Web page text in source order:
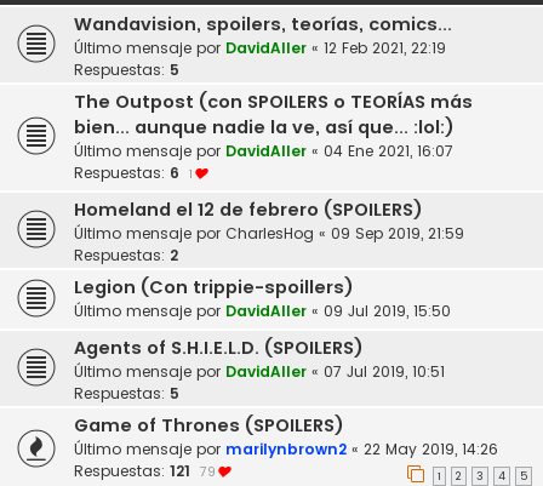
Wandavision, spoilers, teorías, comics...
Último mensaje por DavidAller « 12 Feb 2021, 22:19
Respuestas: 5
The Outpost (con SPOILERS o TEORÍAS más
bien... aunque nadie la ve, así que... :lol:)
Último mensaje por DavidAller « 04 Ene 2021, 16:07
Respuestas: 6 1
Homeland el 12 de febrero (SPOILERS)
Último mensaje por CharlesHog « 09 Sep 2019, 21:59
Respuestas: 2
Legion (Con trippie-spoillers)
Último mensaje por DavidAller « 09 Jul 2019, 15:50
Agents of S.H.I.E.L.D. (SPOILERS)
Último mensaje por DavidAller « 07 Jul 2019, 10:51
Respuestas: 5
Game of Thrones (SPOILERS)
Último mensaje por marilynbrown2 « 22 May 2019, 14:26
Respuestas: 121 1 2 3 4 5
79